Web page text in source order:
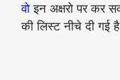
वो इन अक्षरो पर कर
की लिस्ट नीचे दी गई